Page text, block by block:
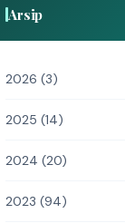
Arsip
2026 (3)
2025 (14)
2024 (20)
2023 (94)